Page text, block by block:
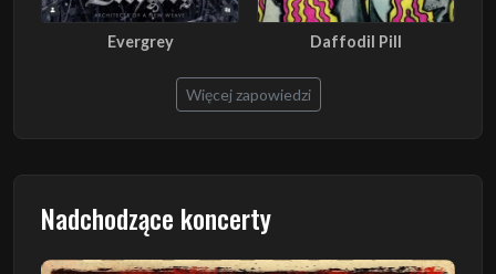
Evergrey Daffodil Pill
Więcej zapowiedzi
Nadchodzące koncerty